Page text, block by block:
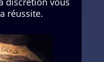
réussite.